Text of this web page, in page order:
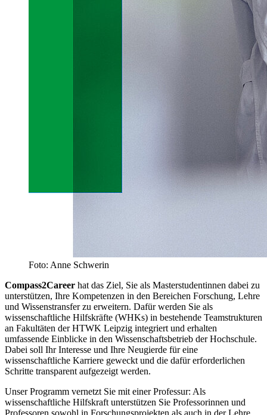
Foto: Anne Schwerin
Compass2Career hat das Ziel, Sie als Masterstudentinnen dabei zu
unterstützen, Ihre Kompetenzen in den Bereichen Forschung, Lehre
und Wissenstransfer zu erweitern. Dafür werden Sie als
wissenschaftliche Hilfskräfte (WHKs) in bestehende Teamstrukturen
an Fakultäten der HTWK Leipzig integriert und erhalten
umfassende Einblicke in den Wissenschaftsbetrieb der Hochschule.
Dabei soll Ihr Interesse und Ihre Neugierde für eine
wissenschaftliche Karriere geweckt und die dafür erforderlichen
Schritte transparent aufgezeigt werden.
Unser Programm vernetzt Sie mit einer Professur: Als
wissenschaftliche Hilfskraft unterstützen Sie Professorinnen und
Professoren sowohl in Forschungsprojekten als auch in der Lehre.